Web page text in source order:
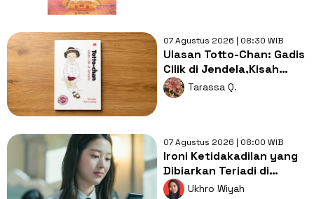
07 Agustus 2026 | 08:30 WIB
Ulasan Totto-Chan: Gadis
Cilik di Jendela,Kisah
Pendidikan yang
Membebaskan
Tarassa Q.
07 Agustus 2026 | 08:00 WIB
Ironi Ketidakadilan yang
Dibiarkan Terjadi di
Drama Pyramid Game
Ukhro Wiyah